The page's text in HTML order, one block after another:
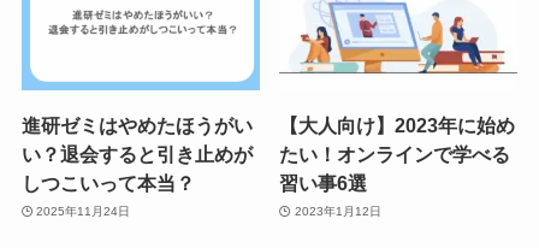
進研ゼミはやめたほうがい
い？退会すると引き止めが
しつこいって本当？
2025年11月24日
【大人向け】2023年に始め
たい！オンラインで学べる
習い事6選
2023年1月12日